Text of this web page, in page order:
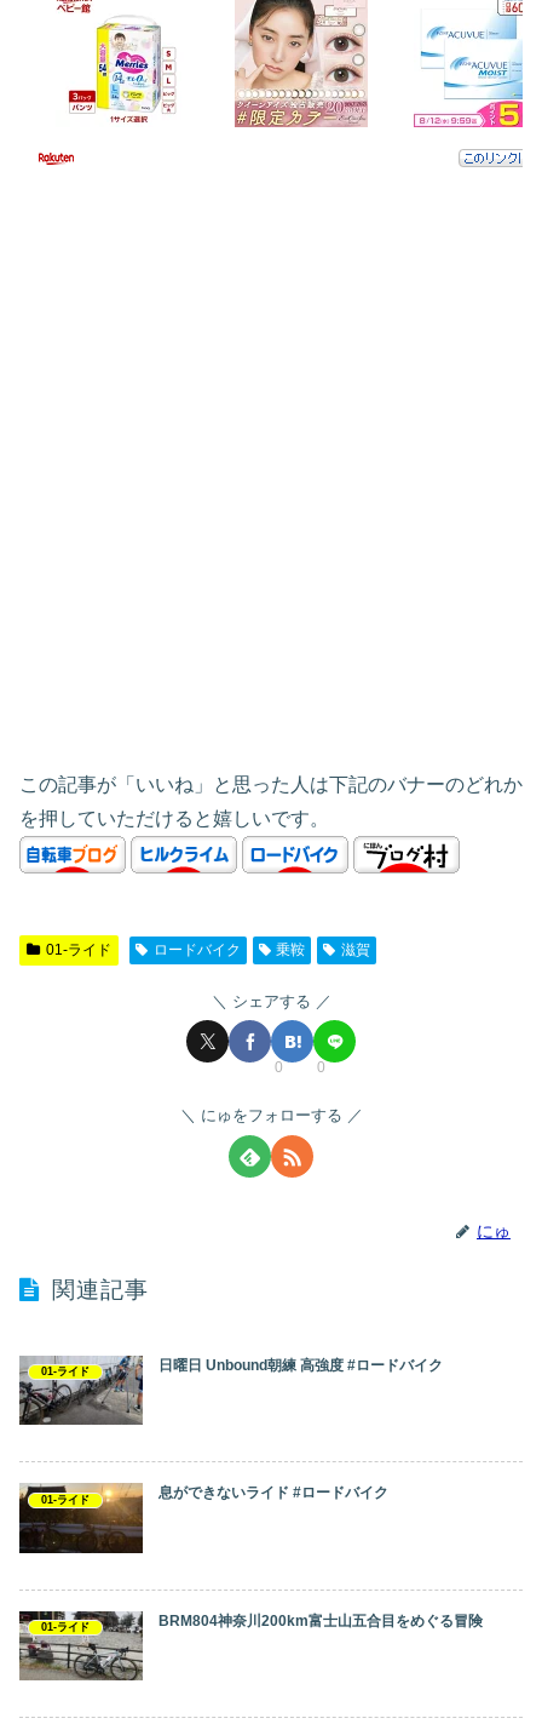
この記事が「いいね」と思った人は下記のバナーのどれか
を押していただけると嬉しいです。
01-ライド ロードバイク 乗鞍 滋賀
シェアする
0 0
にゅをフォローする
にゅ
関連記事
01-ライド 日曜日 Unbound朝練 高強度 #ロードバイク
01-ライド 息ができないライド #ロードバイク
01-ライド BRM804神奈川200km富士山五合目をめぐる冒険